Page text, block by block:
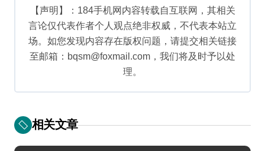
【声明】：184手机网内容转载自互联网，其相关
言论仅代表作者个人观点绝非权威，不代表本站立
场。如您发现内容存在版权问题，请提交相关链接
至邮箱：bqsm@foxmail.com，我们将及时予以处
理。
相关文章